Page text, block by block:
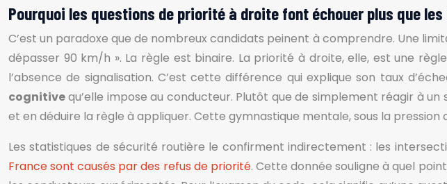
Pourquoi les questions de priorité à droite font échouer plus que
C’est un paradoxe que de nombreux candidats peinent à comprendre. Une
dépasser 90 km/h ». La règle est binaire. La priorité à droite, elle, est une
l’absence de signalisation. C’est cette différence qui explique son taux
cognitivequ’elle impose au conducteur. Plutôt que de simplement réagir à
et en déduire la règle à appliquer. Cette gymnastique mentale, sous la
Les statistiques de sécurité routière le confirment indirectement : les
France sont causés par des refus de priorité. Cette donnée souligne à quel